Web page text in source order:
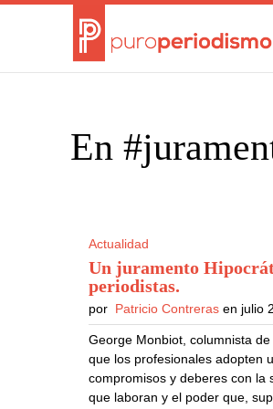
En
Actualidad
Un juramento
periodistas.
por Patricio Contreras en julio
George Monbiot, columnista
que los profesionales adopten
compromisos y deberes con la
que laboran y el poder que,